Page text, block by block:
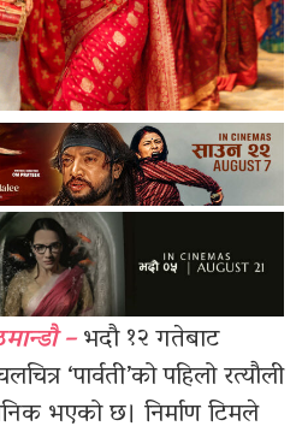
–भदौ १२ गतेबाट
‘पार्वती’को पहिलो रत्यौली
भएको छ। निर्माण टिमले